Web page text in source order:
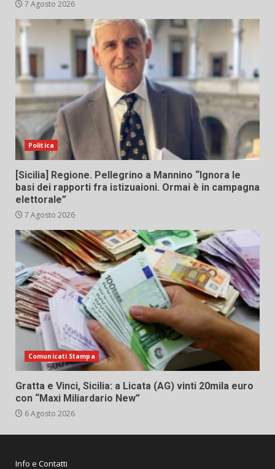
7 Agosto 2026
Politica
[Sicilia] Regione. Pellegrino a Mannino “Ignora le
basi dei rapporti fra istizuaioni. Ormai è in campagna
elettorale”
7 Agosto 2026
Comunicati Stampa
Gratta e Vinci, Sicilia: a Licata (AG) vinti 20mila euro
con “Maxi Miliardario New”
6 Agosto 2026
Info e Contatti